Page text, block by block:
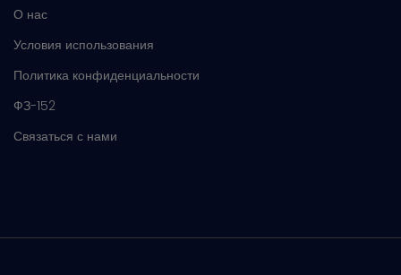
О нас
Условия использования
Политика конфиденциальности
ФЗ-152
Связаться с нами